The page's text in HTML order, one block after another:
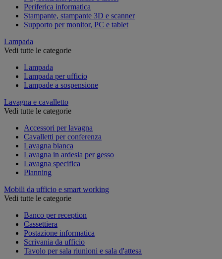
Periferica informatica
Stampante, stampante 3D e scanner
Supporto per monitor, PC e tablet
Lampada
Vedi tutte le categorie
Lampada
Lampada per ufficio
Lampade a sospensione
Lavagna e cavalletto
Vedi tutte le categorie
Accessori per lavagna
Cavalletti per conferenza
Lavagna bianca
Lavagna in ardesia per gesso
Lavagna specifica
Planning
Mobili da ufficio e smart working
Vedi tutte le categorie
Banco per reception
Cassettiera
Postazione informatica
Scrivania da ufficio
Tavolo per sala riunioni e sala d'attesa